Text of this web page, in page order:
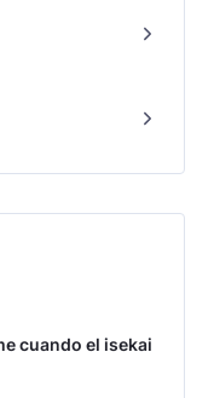
cuando el isekai